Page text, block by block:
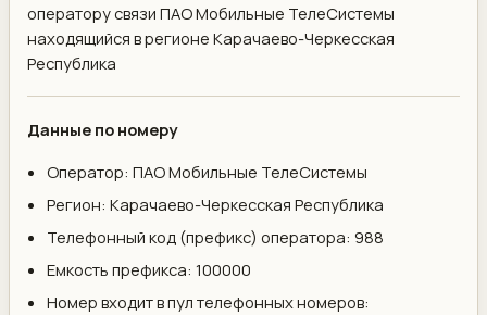
оператору связи ПАО Мобильные ТелеСистемы
находящийся в регионе Карачаево-Черкесская
Республика
Данные по номеру
Оператор: ПАО Мобильные ТелеСистемы
Регион: Карачаево-Черкесская Республика
Телефонный код (префикс) оператора: 988
Емкость префикса: 100000
Номер входит в пул телефонных номеров: